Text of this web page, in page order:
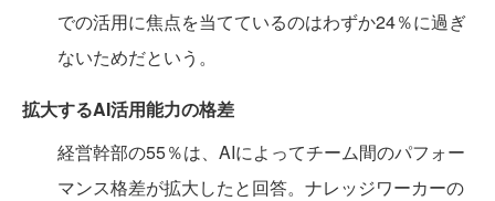
での活用に焦点を当てているのはわずか24％に過ぎ
ないためだという。
拡大するAI活用能力の格差
経営幹部の55％は、AIによってチーム間のパフォー
マンス格差が拡大したと回答。ナレッジワーカーの